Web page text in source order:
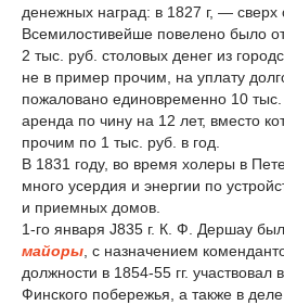
денежных наград: в 1827 г, — сверх
Всемилостивейше повелено было
2 тыс. руб. столовых денег из
не в пример прочим, на уплату
пожаловано единовременно 10
аренда по чину на 12 лет, вместо
прочим по 1 тыс. руб. в год.
В 1831 году, во время холеры в
много усердия и энергии по
и приемных домов.
1-го января J835 г. К. Ф. Дершау
майоры , с назначением
должности в 1854-55 гг. участвовал
Финского побережья, а также в